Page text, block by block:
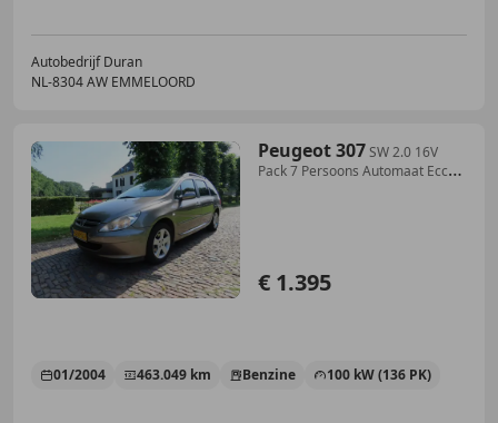
Autobedrijf Duran
NL-8304 AW EMMELOORD
Peugeot 307SW 2.0 16V
Pack 7 Persoons Automaat Ecc
€ 1.395
01/2004 463.049 km Benzine 100 kW (136 PK)